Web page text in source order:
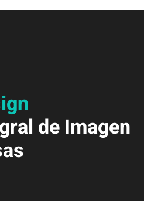
de Imagen